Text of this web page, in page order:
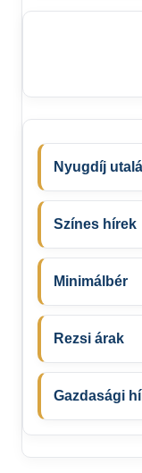
Nyugdíj
Színes hírek
Minimálbér
Rezsi árak
Gazdasági